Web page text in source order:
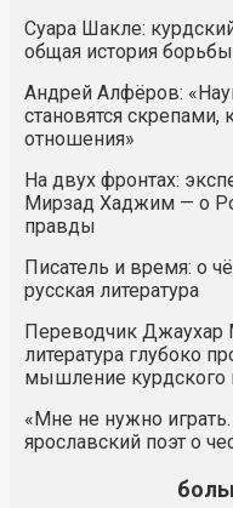
Суара Шакле:
общая история борьбы
Андрей Алфёров:
становятся
отношения»
На двух фронтах:
Мирзад Хаджим — о
правды
Писатель и время: о
русская литература
Переводчик Джаухар
литература глубоко
мышление курдского
«Мне не нужно
ярославский поэт о